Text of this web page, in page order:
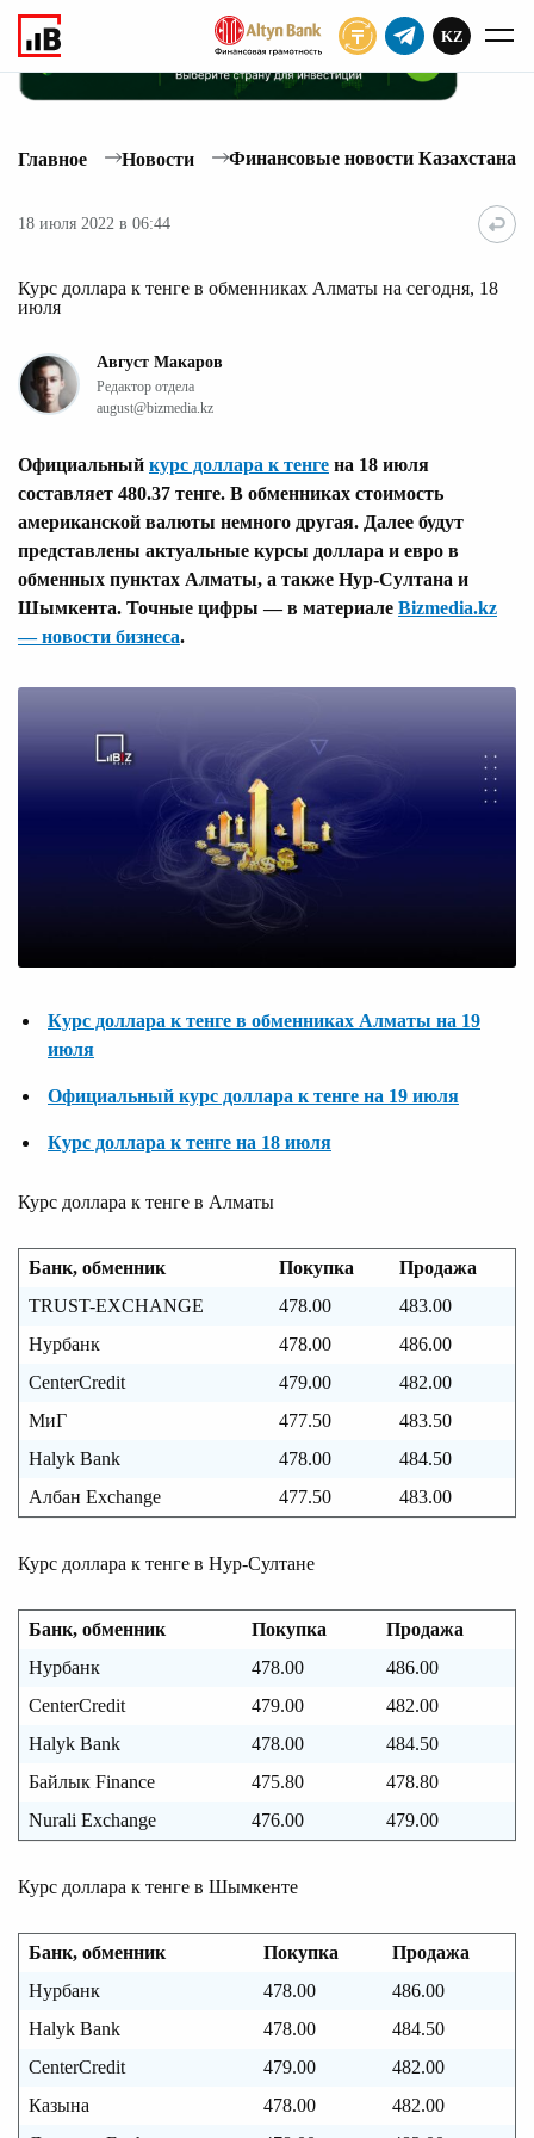
KZ
Главное Новости Финансовые новости Казахстана
18 июля 2022 в 06:44
Курс доллара к тенге в обменниках Алматы на сегодня, 18
июля
Август Макаров
Редактор отдела
august@bizmedia.kz
Официальный курс доллара к тенге на 18 июля
составляет 480.37 тенге. В обменниках стоимость
американской валюты немного другая. Далее будут
представлены актуальные курсы доллара и евро в
обменных пунктах Алматы, а также Нур-Султана и
Шымкента. Точные цифры — в материале Bizmedia.kz
— новости бизнеса.
Курс доллара к тенге в обменниках Алматы на 19
июля
Официальный курс доллара к тенге на 19 июля
Курс доллара к тенге на 18 июля
Курс доллара к тенге в Алматы
Банк, обменник Покупка
Продажа
TRUST-EXCHANGE
478.00
483.00
Нурбанк
478.00
486.00
CenterCredit
479.00
482.00
МиГ
477.50
483.50
Halyk Bank
478.00
484.50
Албан Exchange
477.50 483.00
Курс доллара к тенге в Нур-Султане
Банк, обменник Покупка
Продажа
Нурбанк
478.00
486.00
CenterCredit
479.00
482.00
Halyk Bank
478.00
484.50
Байлык Finance
475.80
478.80
Nurali Exchange
476.00 479.00
Курс доллара к тенге в Шымкенте
Банк, обменник Покупка
Продажа
Нурбанк
478.00
486.00
Halyk Bank
478.00
484.50
CenterCredit
479.00
482.00
Казына
478.00
482.00